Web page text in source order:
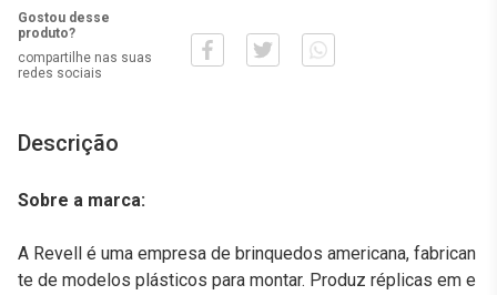
Gostou desse
produto?
compartilhe nas suas
redes sociais
Descrição
Sobre a marca:
A Revell é uma empresa de brinquedos americana, fabrican
te de modelos plásticos para montar. Produz réplicas em e